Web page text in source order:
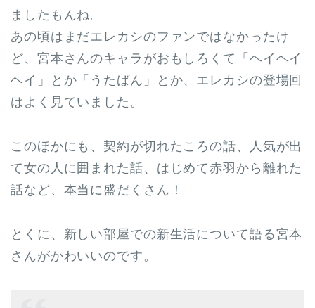
ましたもんね。
あの頃はまだエレカシのファンではなかったけ
ど、宮本さんのキャラがおもしろくて「ヘイヘイ
ヘイ」とか「うたばん」とか、エレカシの登場回
はよく見ていました。
このほかにも、契約が切れたころの話、人気が出
て女の人に囲まれた話、はじめて赤羽から離れた
話など、本当に盛だくさん！
とくに、新しい部屋での新生活について語る宮本
さんがかわいいのです。